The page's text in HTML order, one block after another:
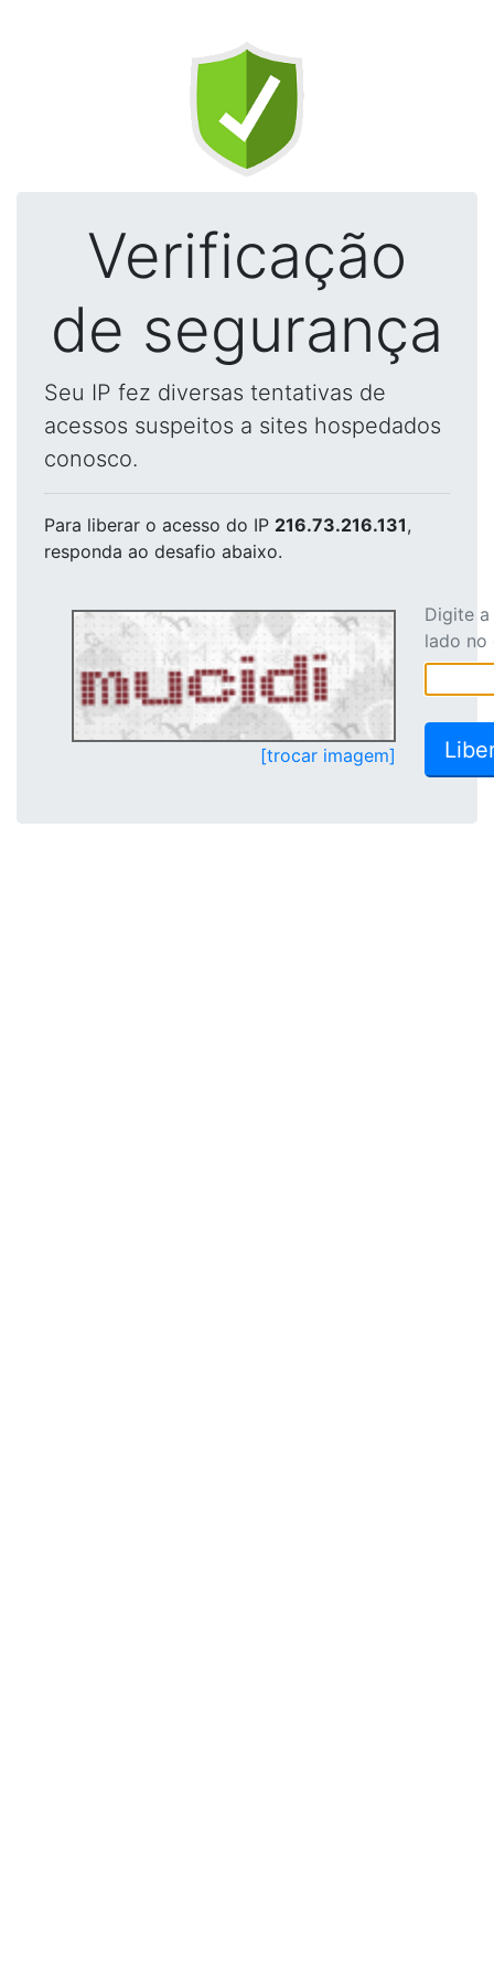
Verificação
de segurança
Seu IP fez diversas tentativas de
acessos suspeitos a sites hospedados
conosco.
Para liberar o acesso do IP 216.73.216.131,
responda ao desafio abaixo.
[trocar imagem]
Digite
lado no